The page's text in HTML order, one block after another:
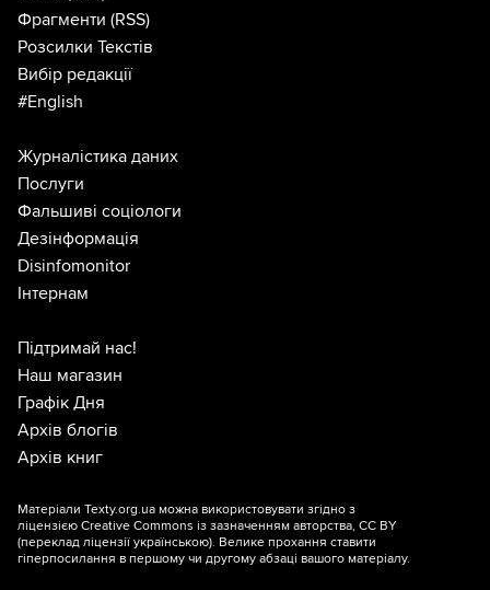
Фрагменти (RSS)
Розсилки Текстів
Вибір редакції
#English
Журналістика даних
Послуги
Фальшиві соціологи
Дезінформація
Disinfomonitor
Інтернам
Підтримай нас!
Наш магазин
Графік Дня
Архів блогів
Архів книг
Матеріали Texty.org.ua можна використовувати згідно з
ліцензією Creative Commons із зазначенням авторства, CC BY
(переклад ліцензії українською). Велике прохання ставити
гіперпосилання в першому чи другому абзаці вашого матеріалу.